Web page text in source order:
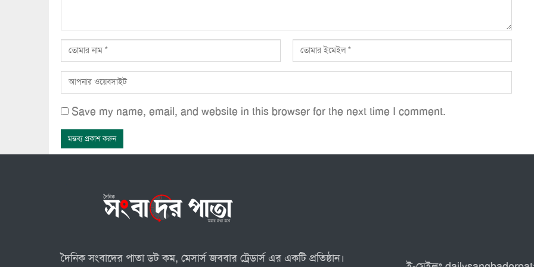
Save my name, email, and website in this browser for the next time I comment.
দৈনিক সংবাদের পাতা ডট কম, মেসার্স জববার ট্রেডার্স এর একটি প্রতিষ্ঠান।